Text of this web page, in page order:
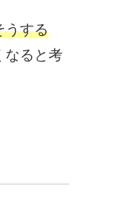
うする
なると考